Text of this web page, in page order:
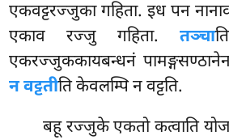
एकवट्टरज्जुका गहिता. इध पन
एकाव रज्जु गहिता. तञ्चा
एकरज्जुककायबन्धनं
न वट्टतीति केवलम्पि न वट्टति.
बहूरज्जुके एकतो कत्वाति